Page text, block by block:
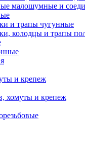
малошумные и
и трапы чугунные
колодцы и трапы
и крепеж
хомуты и крепеж